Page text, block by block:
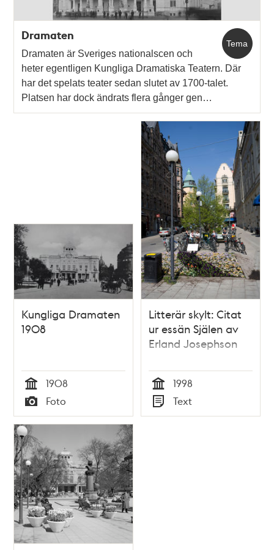
Tema
Dramaten
Dramaten är Sveriges nationalscen och
heter egentligen Kungliga Dramatiska Teatern. Där
har det spelats teater sedan slutet av 1700-talet.
Platsen har dock ändrats flera gånger gen…
Kungliga Dramaten
1908
Tid
1908
Typ
Foto
Litterär skylt: Citat
ur essän Själen av
Erland Josephson
Tid
1998
Typ
Text